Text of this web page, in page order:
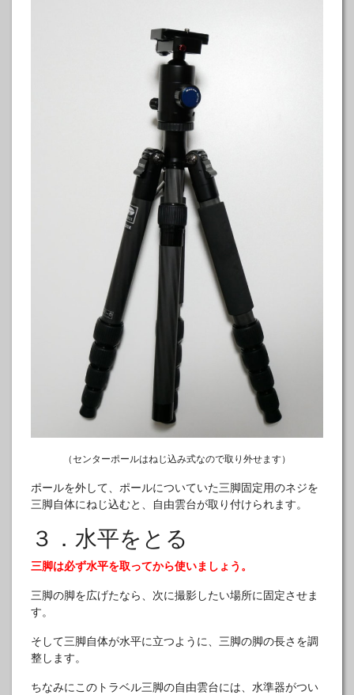
（センターポールはねじ込み式なので取り外せます）
ポールを外して、ポールについていた三脚固定用のネジを
三脚自体にねじ込むと、自由雲台が取り付けられます。
３．水平をとる
三脚は必ず水平を取ってから使いましょう。
三脚の脚を広げたなら、次に撮影したい場所に固定させま
す。
そして三脚自体が水平に立つように、三脚の脚の長さを調
整します。
ちなみにこのトラベル三脚の自由雲台には、水準器がつい